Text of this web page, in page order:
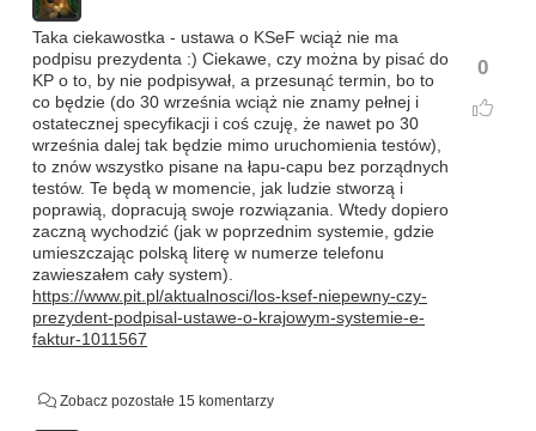
0
Taka ciekawostka - ustawa o KSeF wciąż nie ma
podpisu prezydenta :) Ciekawe, czy można by pisać do
KP o to, by nie podpisywał, a przesunąć termin, bo to
co będzie (do 30 września wciąż nie znamy pełnej i
ostatecznej specyfikacji i coś czuję, że nawet po 30
września dalej tak będzie mimo uruchomienia testów),
to znów wszystko pisane na łapu-capu bez porządnych
testów. Te będą w momencie, jak ludzie stworzą i
poprawią, dopracują swoje rozwiązania. Wtedy dopiero
zaczną wychodzić (jak w poprzednim systemie, gdzie
umieszczając polską literę w numerze telefonu
zawieszałem cały system).
https://www.pit.pl/aktualnosci/los-ksef-niepewny-czy-
prezydent-podpisal-ustawe-o-krajowym-systemie-e-
faktur-1011567
Zobacz pozostałe 15 komentarzy